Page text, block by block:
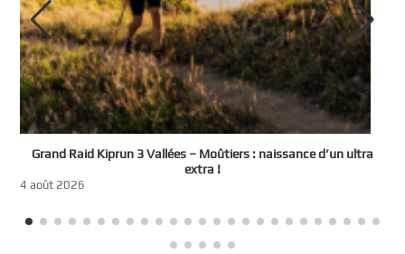
Grand Raid Kiprun 3 Vallées – Moûtiers : naissance d’un ultra
extra !
4 août 2026